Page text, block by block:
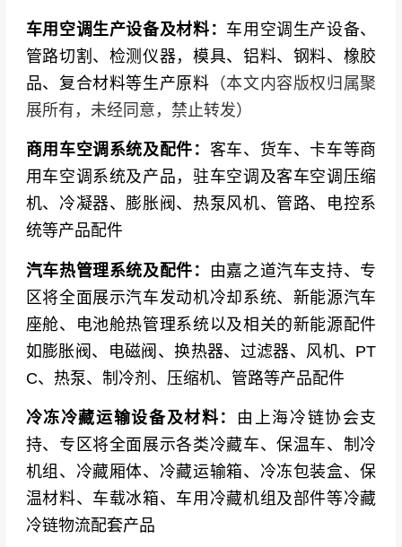
家及企业代表围绕卡车驻车锂电解决方案、驻车
锂电池市场现状、转子压缩机在驻车空调的应用
等前瞻议题进行分享与讨论。参展企业可第一时
间获取车用空调及热管理行业政策动态、技术标
准、市场趋势等关键信息。
上海的区位与产业优势 ：展会在上海新国际博览
中心举办，地处长三角核心区域，是中国新能源
汽车与冷链物流产业最发达的产业集群所在地。
上海作为国际商贸中心和全球物流枢纽，为参展
商提供了对接全国及全球市场的战略平台。
知名展商
家电及跨界巨头：TCL、海尔、格力、美的、海
压缩机及核心配件企业 ：康普瑞、博远、中航、
乐普、奥特佳、众诚、达因、美芝、松下、宇
能、康田、东升、力帆、赛超、博格思众、明
济、凌达、志高、东频、和亚、全正、天丰、安
车用空调生产设备及材料： 车用空调生产设备、
管路切割、检测仪器，模具、铝料、钢料、橡胶
品、复合材料等生产原料 （本文内容版权归属聚
展所有，未经同意，禁止转发）
商用车空调系统及配件： 客车、货车、卡车等商
用车空调系统及产品，驻车空调及客车空调压缩
机、冷凝器、膨胀阀、热泵风机、管路、电控系
统等产品配件
汽车热管理系统及配件：
由嘉之道汽车支持、专
区将全面展示汽车发动机冷却系统、新能源汽车
座舱、电池舱热管理系统以及相关的新能源配件
如膨胀阀、电磁阀、换热器、过滤器、风机、PT
C、热泵、制冷剂、压缩机、管路等产品配件
冷冻冷藏运输设备及材料： 由上海冷链协会支
持、专区将全面展示各类冷藏车、保温车、制冷
机组、冷藏厢体、冷藏运输箱、冷冻包装盒、保
温材料、车载冰箱、车用冷藏机组及部件等冷藏
冷链物流配套产品